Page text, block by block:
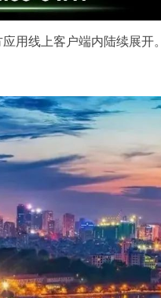
用线上客户端内陆续展开。